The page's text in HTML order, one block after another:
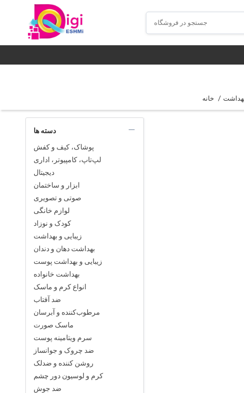
خانه /
دسته ها
پوشاک، کیف و کفش
لپ‌تاپ، کامپیوتر، اداری
دیجیتال
ابزار و ساختمان
صوتی و تصویری
لوازم خانگی
کودک و نوزاد
زیبایی و بهداشت
بهداشت دهان و دندان
زیبایی و بهداشت پوست
بهداشت خانواده
انواع کرم و ماسک
ضد آفتاب
مرطوب‌کننده و آبرسان
ماسک صورت
سرم ویتامینه پوست
ضد چروک و جوانساز
روشن کننده و ضدلک
کرم و لوسیون دور چشم
ضد جوش